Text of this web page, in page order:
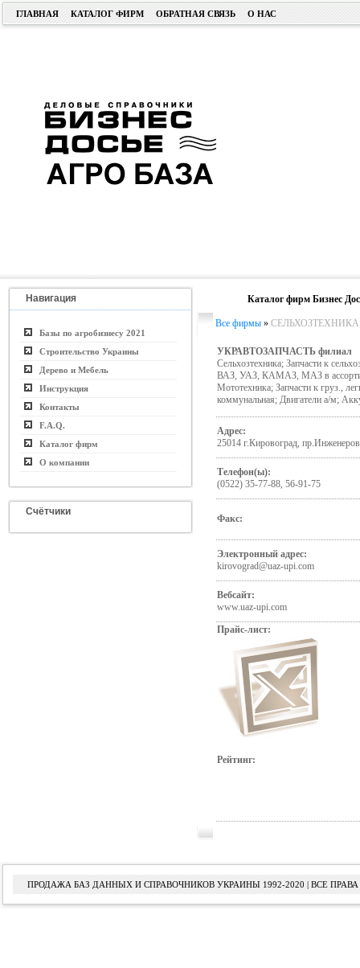
ГЛАВНАЯ КАТАЛОГ ФИРМ ОБРАТНАЯ СВЯЗЬ О НАС
Навигация
Базы по агробизнесу 2021
Строительство Украины
Дерево и Мебель
Инструкция
Контакты
F.A.Q.
Каталог фирм
О компании
Счётчики
Каталог фирм Бизнес
Все фирмы »
УКРАВТОЗАПЧАСТЬ филиал
Сельхозтехника; Запчасти к
ВАЗ, УАЗ, КАМАЗ, МАЗ в
Мототехника; Запчасти к груз.,
коммунальная; Двигатели а/м;
Адрес:
25014 г.Кировоград,
Телефон(ы):
(0522) 35-77-88, 56-91-75
Факс:
Электронный адрес:
kirovograd@uaz-upi.com
Вебсайт:
www.uaz-upi.com
Прайс-лист:
Рейтинг:
ПРОДАЖА БАЗ ДАННЫХ И СПРАВОЧНИКОВ УКРАИНЫ 1992-2020 | ВСЕ